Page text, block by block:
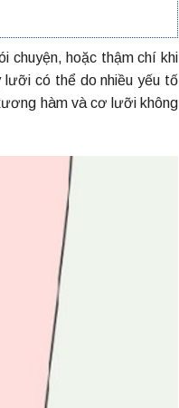
chuyện, hoặc thậm chí khi
lưỡi có thể do nhiều yếu tố
hàm và cơ lưỡi không